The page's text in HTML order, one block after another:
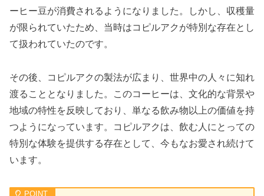
ーヒー豆が消費されるようになりました。しかし、収穫量
が限られていたため、当時はコピルアクが特別な存在とし
て扱われていたのです。
その後、コピルアクの製法が広まり、世界中の人々に知れ
渡ることとなりました。このコーヒーは、文化的な背景や
地域の特性を反映しており、単なる飲み物以上の価値を持
つようになっています。コピルアクは、飲む人にとっての
特別な体験を提供する存在として、今もなお愛され続けて
います。